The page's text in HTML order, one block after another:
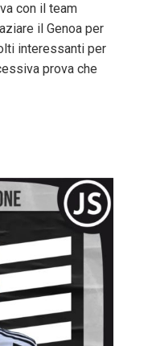
con il team
il Genoa per
interessanti per
prova che